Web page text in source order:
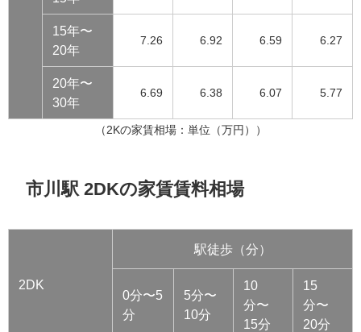
15年〜
20年
7.26 6.92 6.59 6.27
20年〜
30年
6.69 6.38 6.07 5.77
（2Kの家賃相場：単位（万円））
市川駅 2DKの家賃賃料相場
2DK
駅徒歩（分）
0分〜5
分
5分〜
10分
10
分〜
15分
15
分〜
20分